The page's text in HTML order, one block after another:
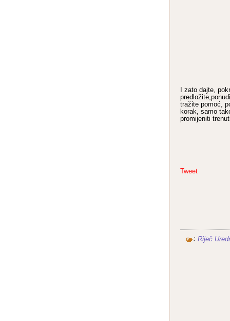
I zato dajte,
tražite pomoć,
korak, samo
promijeniti
Tweet
: Riječ